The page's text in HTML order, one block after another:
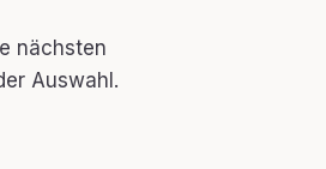
nächsten
Auswahl.